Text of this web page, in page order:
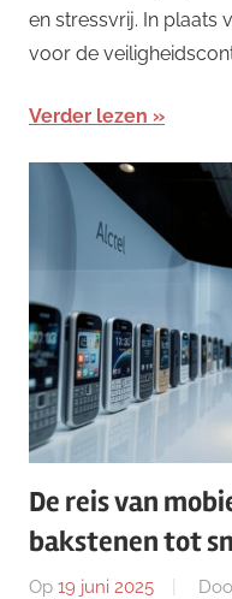
en stressvrij. In plaats
voor de
Verder lezen
De reis van
bakstenen tot
Op 19 juni 2025